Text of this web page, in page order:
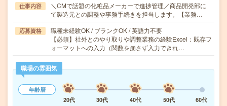
仕事内容
＼CMで話題の化粧品メーカーで進捗管理／商品開発部に
て製造元との調整や事務手続きを担当します。【業務…
応募資格
職種未経験OK / ブランクOK / 英語力不要
【必須】社外とのやり取りや調整業務の経験Excel：既存フ
ォーマットへの入力（関数を崩さず入力できれ…
職場の雰囲気
年齢層
20代
30代 40代 50代
60代